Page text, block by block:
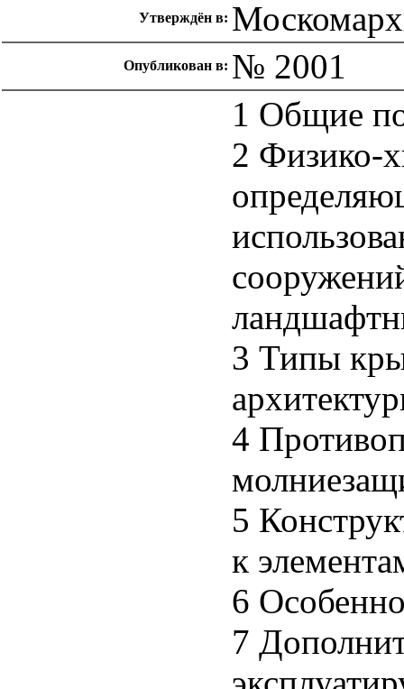
Утверждён в:
Опубликован в: № 2001
1 Общие
2 Физико-
3 Типы
4
5
к
6
7